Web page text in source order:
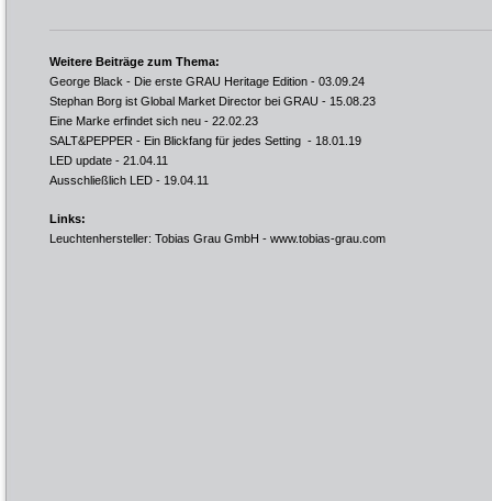
Weitere Beiträge zum Thema:
George Black - Die erste GRAU Heritage Edition - 03.09.24
Stephan Borg ist Global Market Director bei GRAU - 15.08.23
Eine Marke erfindet sich neu - 22.02.23
SALT&PEPPER - Ein Blickfang für jedes Setting - 18.01.19
LED update - 21.04.11
Ausschließlich LED - 19.04.11
Links:
Leuchtenhersteller: Tobias Grau GmbH - www.tobias-grau.com